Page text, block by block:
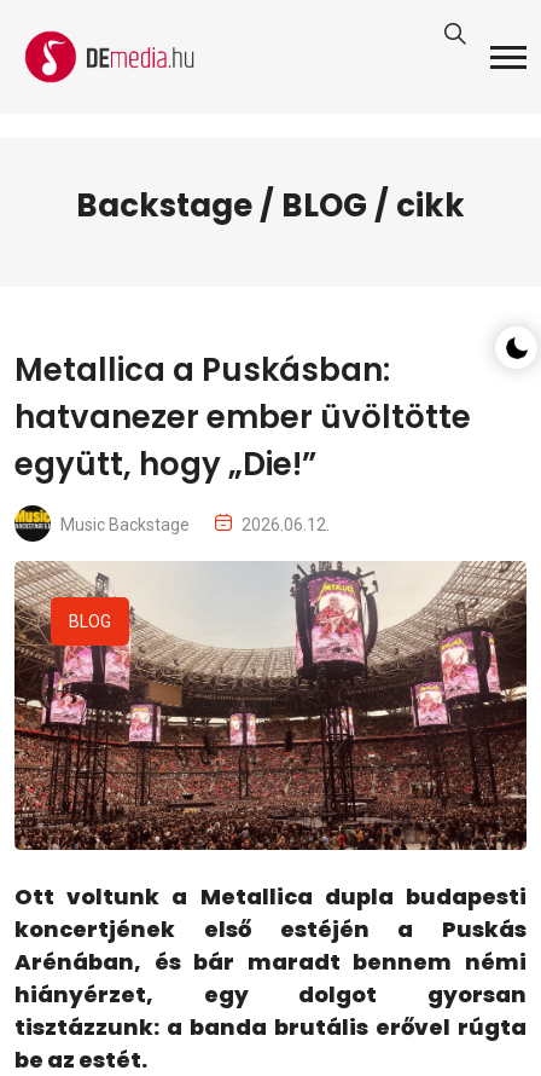
Backstage / BLOG / cikk
Metallica a Puskásban:
hatvanezer ember üvöltötte
együtt, hogy „Die!”
Music Backstage 2026.06.12.
BLOG
Ott voltunk a Metallica dupla budapesti
koncertjének első estéjén a Puskás
Arénában, és bár maradt bennem némi
hiányérzet, egy dolgot gyorsan
tisztázzunk: a banda brutális erővel rúgta
be az estét.